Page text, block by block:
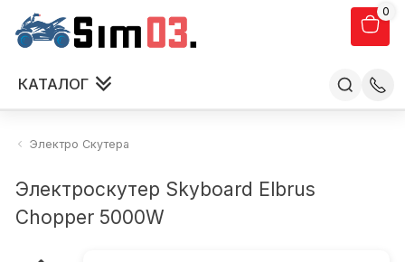
0
КАТАЛОГ
Электро Скутера
Электроскутер Skyboard Elbrus
Chopper 5000W